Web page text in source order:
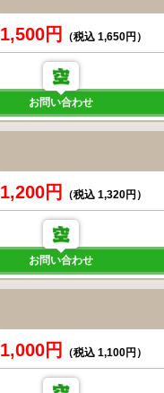
1,500円 （税込 1,650円）
お問い合わせ
1,200円 （税込 1,320円）
お問い合わせ
1,000円 （税込 1,100円）